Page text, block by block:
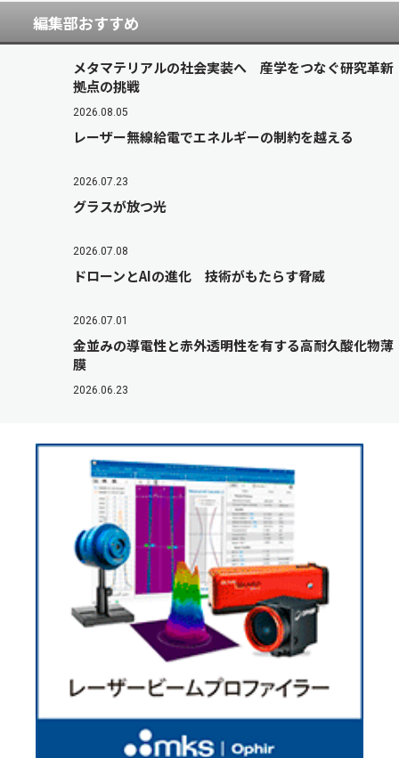
編集部おすすめ
メタマテリアルの社会実装へ 産学をつなぐ研究革新
拠点の挑戦
2026.08.05
レーザー無線給電でエネルギーの制約を越える
2026.07.23
グラスが放つ光
2026.07.08
ドローンとAIの進化 技術がもたらす脅威
2026.07.01
金並みの導電性と赤外透明性を有する高耐久酸化物薄
膜
2026.06.23